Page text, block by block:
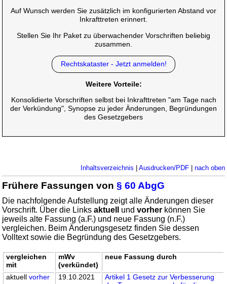
Auf Wunsch werden Sie zusätzlich im konfigurierten Abstand vor
Inkrafttreten erinnert.
Stellen Sie Ihr Paket zu überwachender Vorschriften beliebig
zusammen.
Rechtskataster - Jetzt anmelden!
Weitere Vorteile:
Konsolidierte Vorschriften selbst bei Inkrafttreten "am Tage nach
der Verkündung", Synopse zu jeder Änderungen, Begründungen
des Gesetzgebers
Inhaltsverzeichnis Ausdrucken/PDF| nach oben
Frühere Fassungen von§ 60 AbgG
Die nachfolgende Aufstellung zeigt alle Änderungen dieser
Vorschrift. Über die Linksaktuell undvorher können Sie
jeweils alte Fassung (a.F.) und neue Fassung (n.F.)
vergleichen. Beim Änderungsgesetz finden Sie dessen
Volltext sowie die Begründung des Gesetzgebers.
vergleichen
mit
mWv
(verkündet)
neue Fassung durch
aktuellvorher 19.10.2021
Artikel 1 Gesetz zur Verbesserung